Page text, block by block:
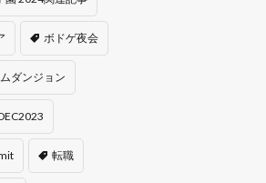
ボドゲ夜会
ダンジョン
転職